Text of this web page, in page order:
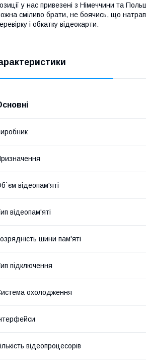
у нас привезені з Німеччини та
сміливо брати, не боячись, що
і обкатку відеокарти.
відеопам'яті
відеопам'яті
шини пам'яті
підключення
охолодження
відеопроцесорів